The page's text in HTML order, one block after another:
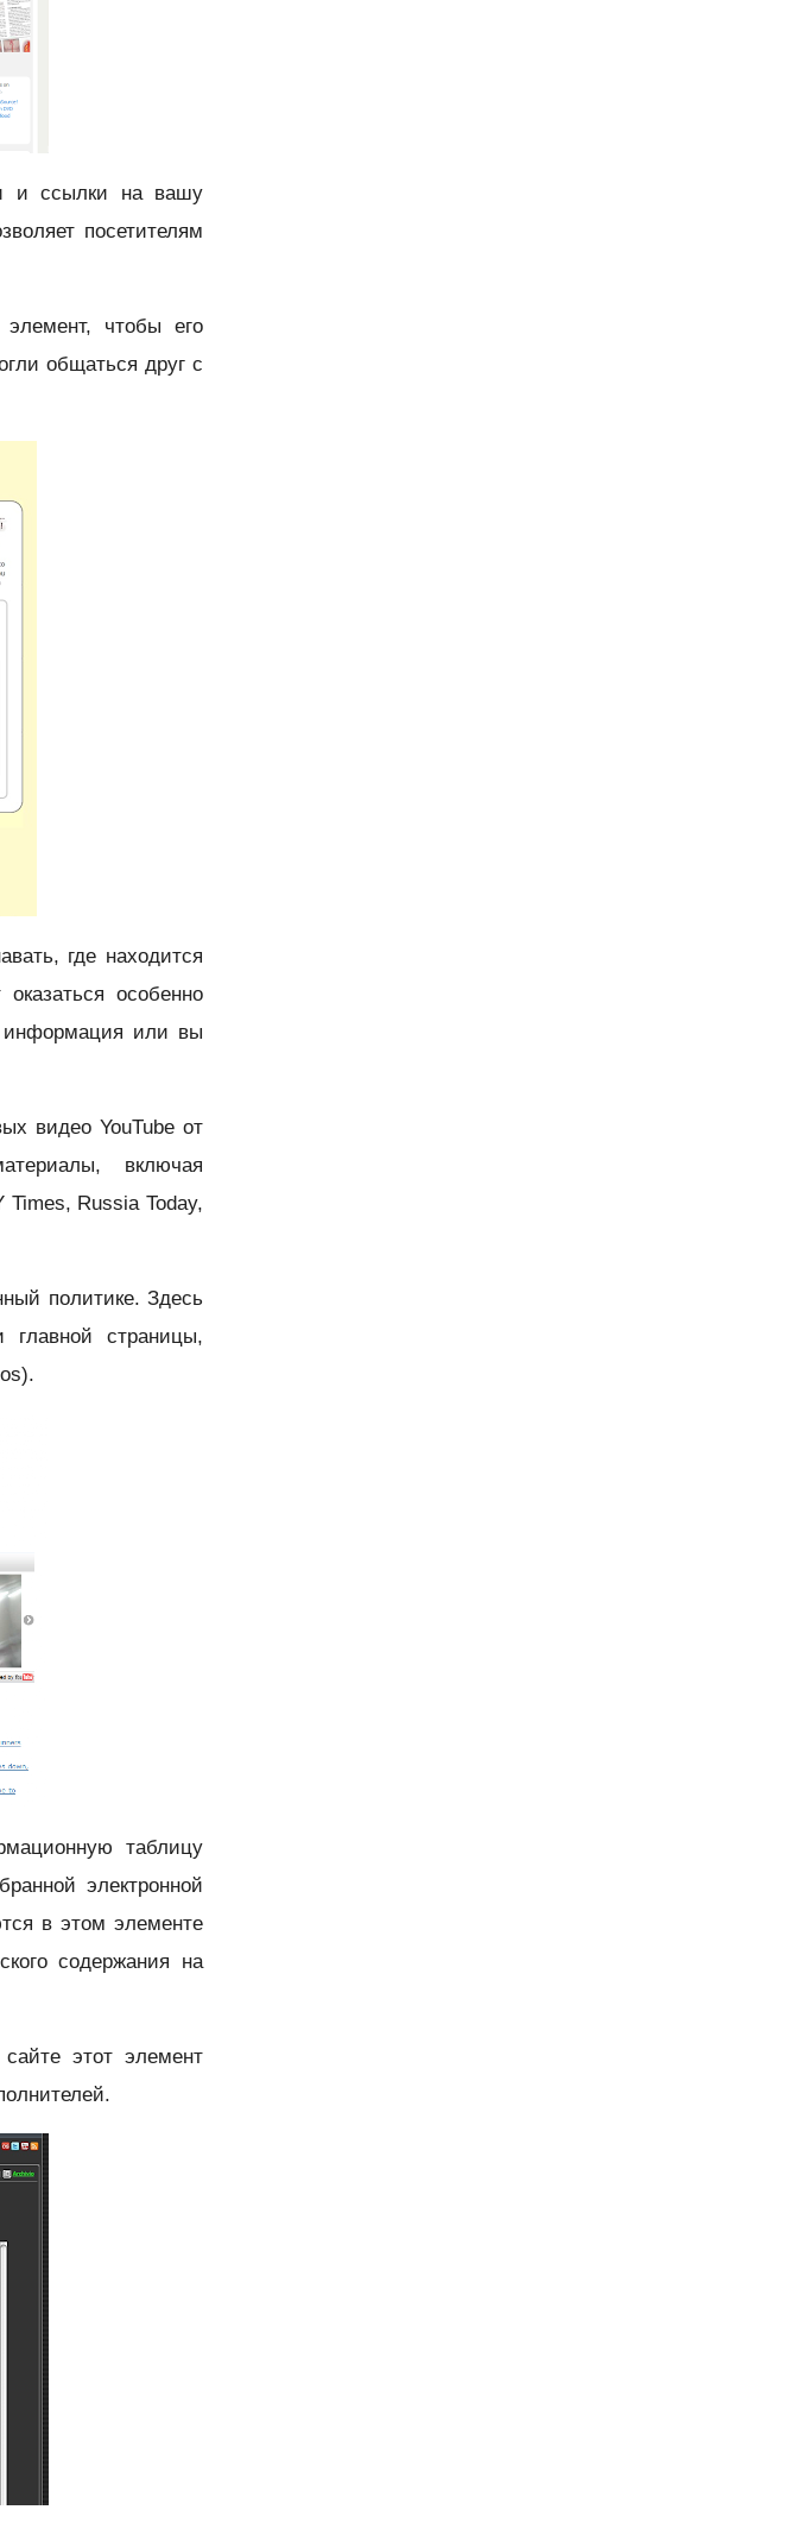
и ссылки на вашу
ляет посетителям
чтобы его
общаться друг с
где находится
ься особенно
информация или вы
видео YouTube от
включая
Russia Today,
политике. Здесь
главной страницы,
таблицу
электронной
в этом элементе
содержания на
этот элемент